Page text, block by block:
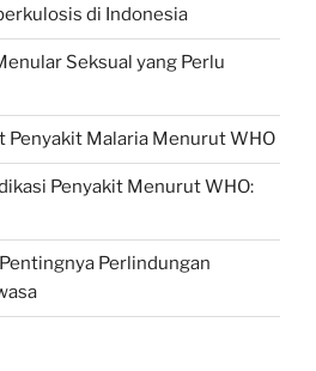
di Indonesia
Seksual yang Perlu
Penyakit Malaria Menurut WHO
Penyakit Menurut WHO:
Perlindungan